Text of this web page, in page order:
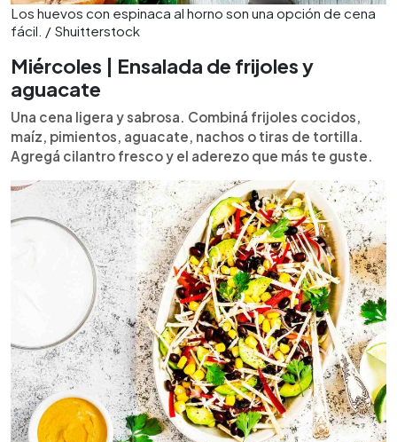
Los huevos con espinaca al horno son una opción de cena
fácil. / Shuitterstock
Miércoles | Ensalada de frijoles y
aguacate
Una cena ligera y sabrosa. Combiná frijoles cocidos,
maíz, pimientos, aguacate, nachos o tiras de tortilla.
Agregá cilantro fresco y el aderezo que más te guste.